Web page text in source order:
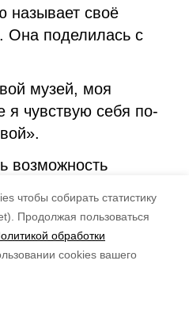
чтобы собирать статистику
Продолжая пользоваться
обработки
cookies вашего
называет своё
Она поделилась с
музей, моя
я чувствую себя по-
возможность
голосование.